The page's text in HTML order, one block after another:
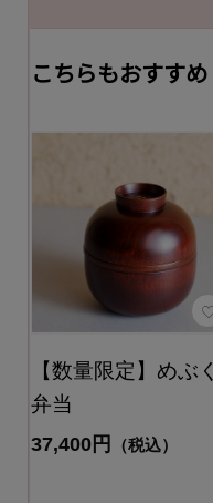
こちらもおすすめ
【数量限定】めぶく
弁当
37,400円 （税込）